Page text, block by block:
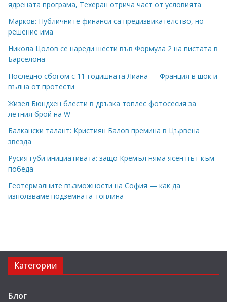
ядрената програма, Техеран отрича част от условията
Марков: Публичните финанси са предизвикателство, но
решение има
Никола Цолов се нареди шести във Формула 2 на пистата в
Барселона
Последно сбогом с 11-годишната Лиана — Франция в шок и
вълна от протести
Жизел Бюндхен блести в дръзка топлес фотосесия за
летния брой на W
Балкански талант: Кристиян Балов премина в Цървена
звезда
Русия губи инициативата: защо Кремъл няма ясен път към
победа
Геотермалните възможности на София — как да
използваме подземната топлина
Категории
Блог